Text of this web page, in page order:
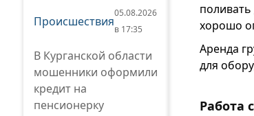
Происшествия
05.08.2026
в 17:35
В Курганской области
мошенники оформили
кредит на
пенсионерку
хорошо
Аренда
для
Работа